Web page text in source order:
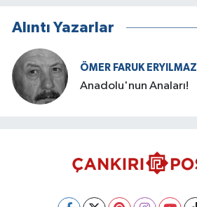
Alıntı Yazarlar
ÖMER FARUK ERYILMAZ
Anadolu'nun Anaları!